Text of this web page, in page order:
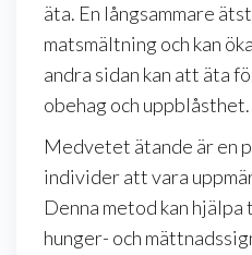
äta. En långsammare
matsmältning och kan
andra sidan kan att äta
obehag och uppblåsthet.
Medvetet ätande är en
individer att vara
Denna metod kan
hunger- och